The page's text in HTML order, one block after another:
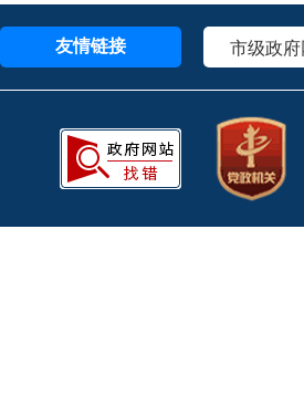
友情链接